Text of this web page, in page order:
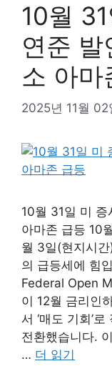
10월
연준 발
소 아마
2025년 11월 02
10월 31일 미
아마존 급등 10
월 3일(현지시
의 급등세에 힘
Federal Open
이 12월 금리인
서 ‘매도 기회’
전환했습니다.
… 더 읽기